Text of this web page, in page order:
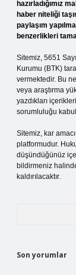
hazırladığımız
haber niteliği
paylaşım
benzerlikleri
Sitemiz, 5651
Kurumu (BTK)
vermektedir. Bu
veya araştırma
yazdıkları
sorumluluğu kabul
Sitemiz, kar
platformudur.
düşündüğünüz
bildirmeniz
kaldırılacaktır.
Son yorumlar